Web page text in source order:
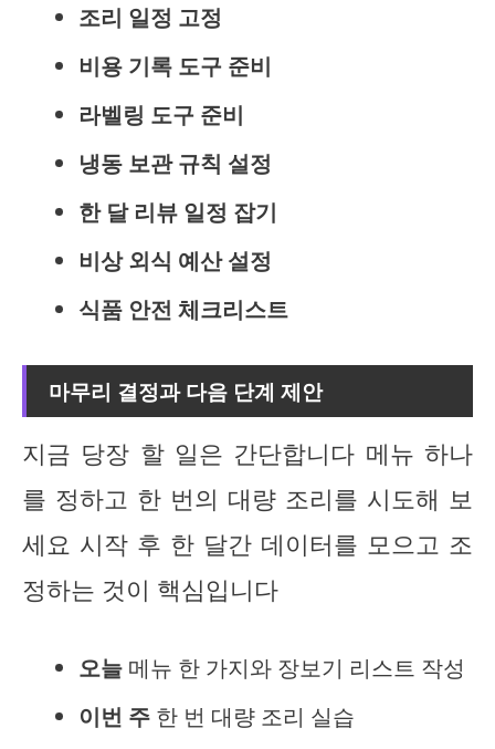
조리 일정 고정
비용 기록 도구 준비
라벨링 도구 준비
냉동 보관 규칙 설정
한 달 리뷰 일정 잡기
비상 외식 예산 설정
식품 안전 체크리스트
마무리 결정과 다음 단계 제안
지금 당장 할 일은 간단합니다 메뉴 하나
를 정하고 한 번의 대량 조리를 시도해 보
세요 시작 후 한 달간 데이터를 모으고 조
정하는 것이 핵심입니다
오늘 메뉴 한 가지와 장보기 리스트 작성
이번 주 한 번 대량 조리 실습